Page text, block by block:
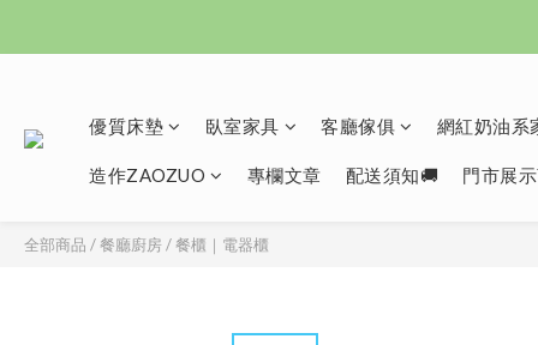
優質床墊 臥室家具 客廳傢俱 網紅奶油
造作ZAOZUO 專欄文章 配送須知🚚 門市展
全部商品 / 餐廳廚房/ 餐櫃｜電器櫃